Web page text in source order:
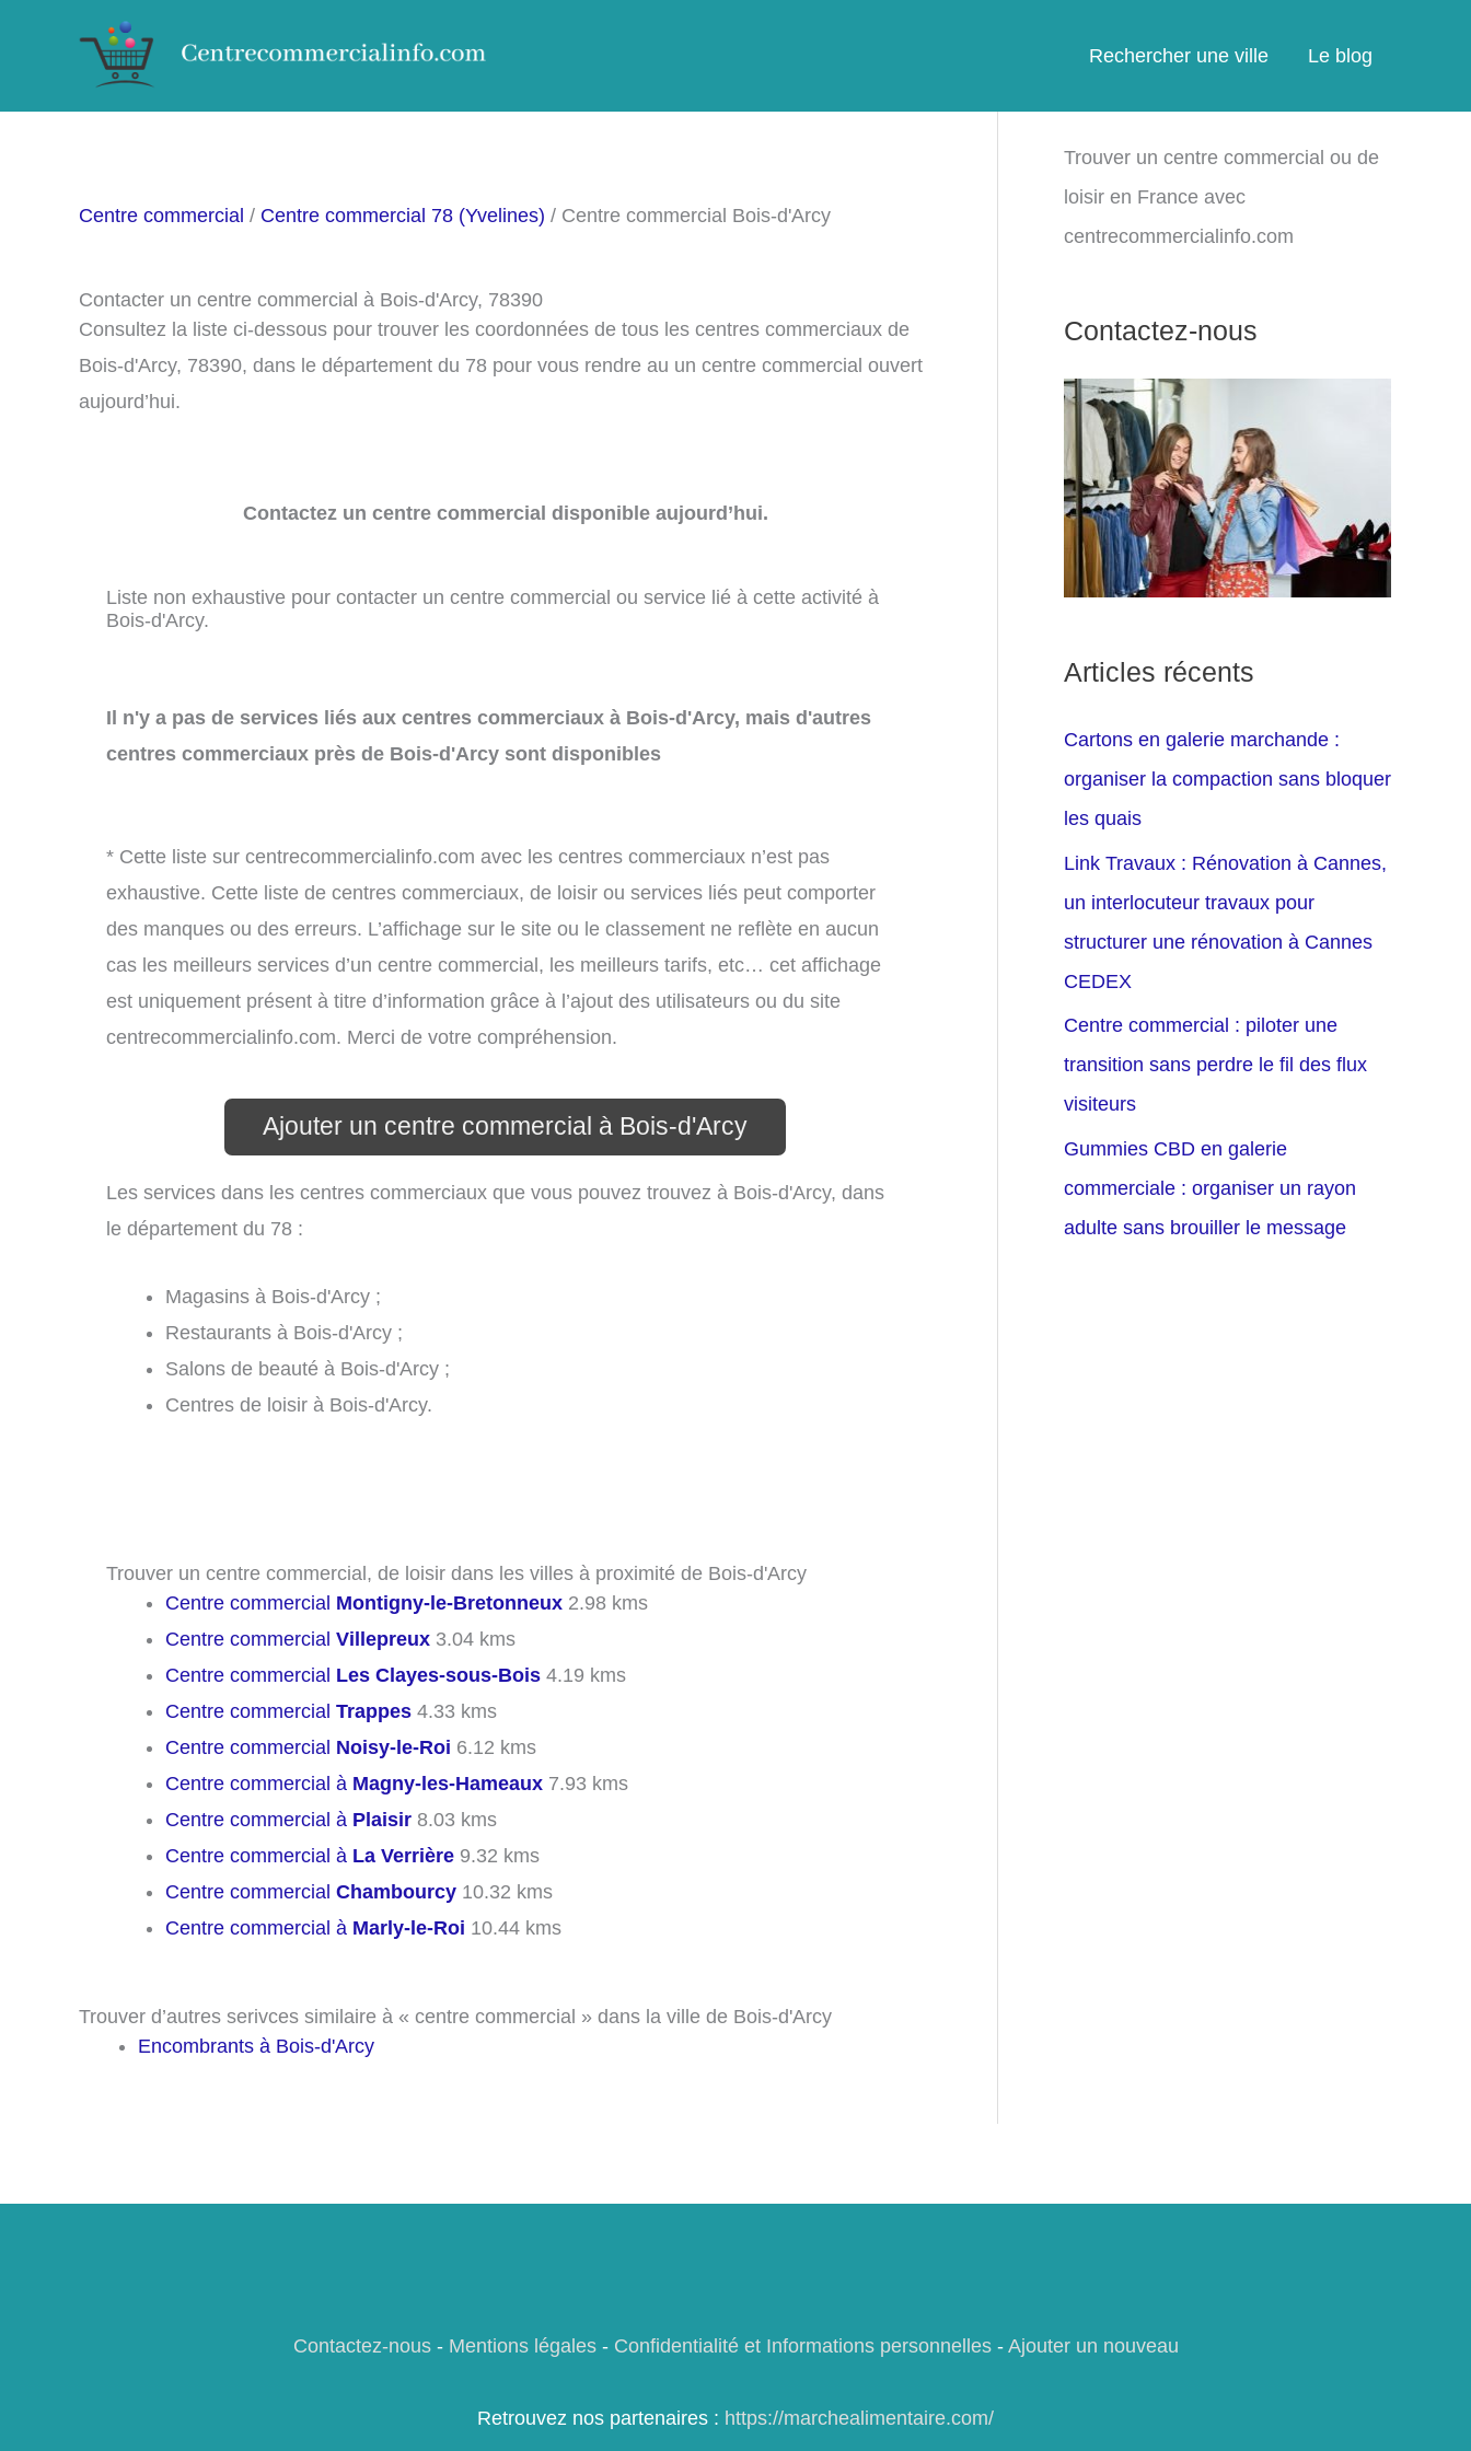
Rechercher une ville Le blog
Centre commercial / Centre commercial 78 (Yvelines) / Centre commercial Bois-d'Arcy
Contacter un centre commercial à Bois-d'Arcy, 78390
Consultez la liste ci-dessous pour trouver les coordonnées de tous les centres commerciaux de
Bois-d'Arcy, 78390, dans le département du 78 pour vous rendre au un centre commercial ouvert
aujourd’hui.
Contactez un centre commercial disponible aujourd’hui.
Liste non exhaustive pour contacter un centre commercial ou service lié à cette activité à
Bois-d'Arcy.
Il n'y a pas de services liés aux centres commerciaux à Bois-d'Arcy, mais d'autres
centres commerciaux près de Bois-d'Arcy sont disponibles
* Cette liste sur centrecommercialinfo.com avec les centres commerciaux n’est pas
exhaustive. Cette liste de centres commerciaux, de loisir ou services liés peut comporter
des manques ou des erreurs. L’affichage sur le site ou le classement ne reflète en aucun
cas les meilleurs services d’un centre commercial, les meilleurs tarifs, etc… cet affichage
est uniquement présent à titre d’information grâce à l’ajout des utilisateurs ou du site
centrecommercialinfo.com. Merci de votre compréhension.
Ajouter un centre commercial à Bois-d'Arcy
Les services dans les centres commerciaux que vous pouvez trouvez à Bois-d'Arcy, dans
le département du 78 :
Magasins à Bois-d'Arcy ;
Restaurants à Bois-d'Arcy ;
Salons de beauté à Bois-d'Arcy ;
Centres de loisir à Bois-d'Arcy.
Trouver un centre commercial, de loisir dans les villes à proximité de Bois-d'Arcy
Centre commercial Montigny-le-Bretonneux 2.98 kms
Centre commercial Villepreux 3.04 kms
Centre commercial Les Clayes-sous-Bois 4.19 kms
Centre commercial Trappes 4.33 kms
Centre commercial Noisy-le-Roi 6.12 kms
Centre commercial à Magny-les-Hameaux 7.93 kms
Centre commercial à Plaisir 8.03 kms
Centre commercial à La Verrière 9.32 kms
Centre commercial Chambourcy 10.32 kms
Centre commercial à Marly-le-Roi 10.44 kms
Trouver d’autres serivces similaire à « centre commercial » dans la ville de Bois-d'Arcy
Encombrants à Bois-d'Arcy
Trouver un centre commercial ou de
loisir en France avec
centrecommercialinfo.com
Contactez-nous
Articles récents
Cartons en galerie marchande :
organiser la compaction sans bloquer
les quais
Link Travaux : Rénovation à Cannes,
un interlocuteur travaux pour
structurer une rénovation à Cannes
CEDEX
Centre commercial : piloter une
transition sans perdre le fil des flux
visiteurs
Gummies CBD en galerie
commerciale : organiser un rayon
adulte sans brouiller le message
Contactez-nous- Mentions légales- Confidentialité et Informations personnelles- Ajouter un nouveau
Retrouvez nos partenaires : https://marchealimentaire.com/